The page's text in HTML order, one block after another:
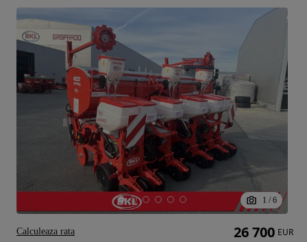
1 / 6
26 700 EUR
Calculeaza rata